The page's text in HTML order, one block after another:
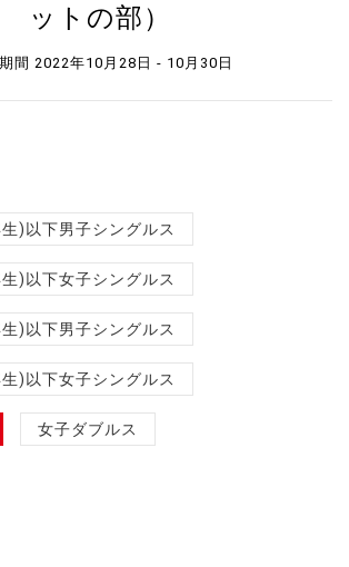
ットの部）
間 2022年10月28日 - 10月30日
)以下男子シングルス
)以下女子シングルス
)以下男子シングルス
)以下女子シングルス
女子ダブルス